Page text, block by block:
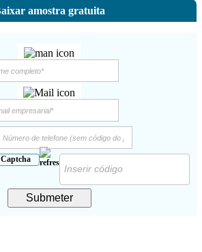
amostra gratuita
Submeter